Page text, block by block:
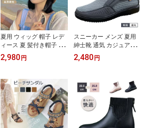
夏用 ウィッグ 帽子 レデ
ィース 夏 髪付き帽子 物
語 旅行 紫外線対策 自然
日焼け防止 帽子付きウィ
つら お出かけ 日除け帽
子 ウェーブ お散歩 簡単
自然 便利 おしゃれ 即納
2,980 円
スニーカー メンズ 夏用
紳士靴 通気 カジュアル
シューズ メンズシューズ
歩きやすい 男性用 疲れ
いサイズ お洒落 幅広 軽
量 カッコイイ 海 プール
快適 柔らかい 外出 休日
通学 旅行 ビーチ
2,480 円